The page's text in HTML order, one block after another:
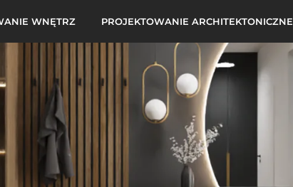
WNĘTRZ PROJEKTOWANIE ARCHITEKTONICZNE